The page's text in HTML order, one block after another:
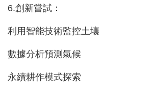
6.創新嘗試：
利用智能技術監控土壤
數據分析預測氣候
永續耕作模式探索